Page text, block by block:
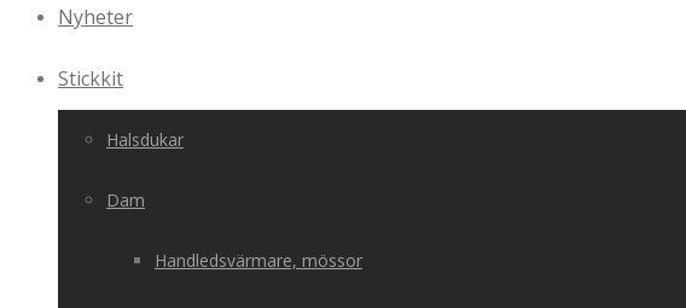
Nyheter
Stickkit
Halsdukar
Dam
Handledsvärmare, mössor